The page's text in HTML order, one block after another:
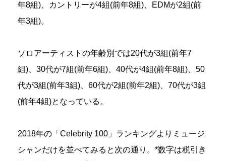
年8組)、カントリーが4組(前年8組)、EDMが2組(前
年3組)。
ソロアーティストの年齢別では20代が3組(前年7
組)、30代が7組(前年6組)、40代が4組(前年8組)、50
代が3組(前年3組)、60代が2組(前年2組)、70代が3組
(前年4組)となっている。
2018年の「Celebrity 100」ランキングよりミュージ
シャンだけを並べてみると次の通り。*数字は税引き